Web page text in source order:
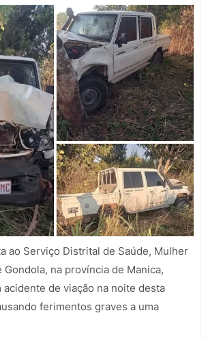
ao Serviço Distrital de Saúde, Mulher
Gondola, na província de Manica,
de viação na noite desta
ferimentos graves a uma